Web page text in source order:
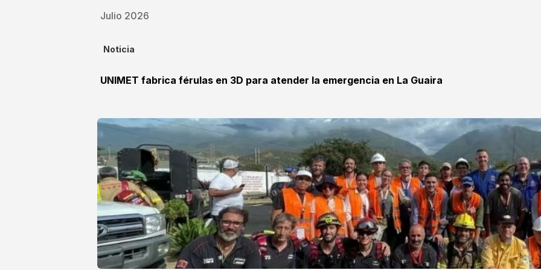
Julio 2026
Noticia
UNIMET fabrica férulas en 3D para atender la emergencia en La Guaira